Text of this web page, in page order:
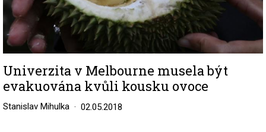
Univerzita v Melbourne musela být
evakuována kvůli kousku ovoce
Stanislav Mihulka 02.05.2018